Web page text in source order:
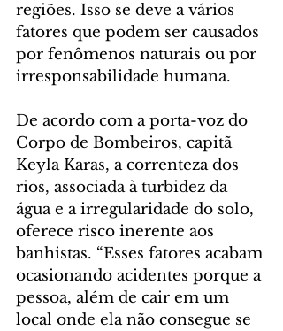
regiões. Isso se deve a vários
fatores que podem ser causados
por fenômenos naturais ou por
irresponsabilidade humana.
De acordo com a porta-voz do
Corpo de Bombeiros, capitã
Keyla Karas, a correnteza dos
rios, associada à turbidez da
água e a irregularidade do solo,
oferece risco inerente aos
banhistas. “Esses fatores acabam
ocasionando acidentes porque a
pessoa, além de cair em um
local onde ela não consegue se